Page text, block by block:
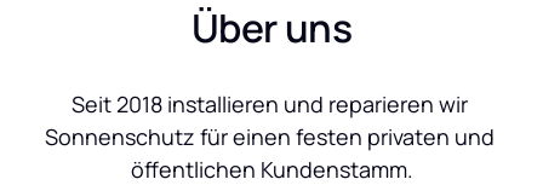
Über uns
Seit 2018 installieren und reparieren wir
Sonnenschutz für einen festen privaten und
öffentlichen Kundenstamm.